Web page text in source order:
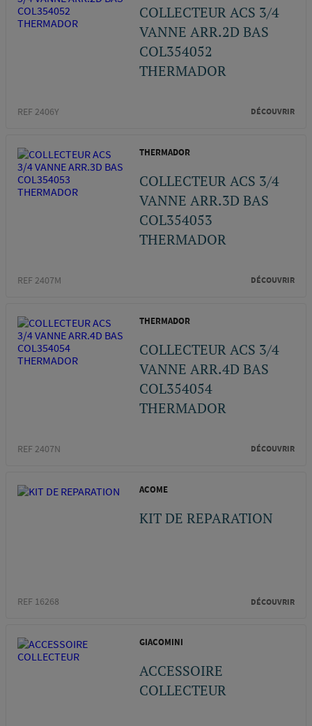
COLLECTEUR ACS 3/4
VANNE ARR.2D BAS
COL354052
THERMADOR
REF 2406Y DÉCOUVRIR
THERMADOR
COLLECTEUR ACS 3/4
VANNE ARR.3D BAS
COL354053
THERMADOR
REF 2407M DÉCOUVRIR
THERMADOR
COLLECTEUR ACS 3/4
VANNE ARR.4D BAS
COL354054
THERMADOR
REF 2407N DÉCOUVRIR
ACOME
KIT DE REPARATION
REF 16268 DÉCOUVRIR
GIACOMINI
ACCESSOIRE
COLLECTEUR